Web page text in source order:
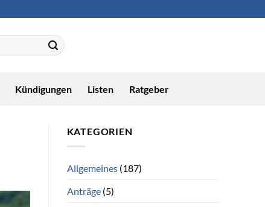
Kündigungen Listen Ratgeber
KATEGORIEN
Allgemeines(187)
Anträge(5)